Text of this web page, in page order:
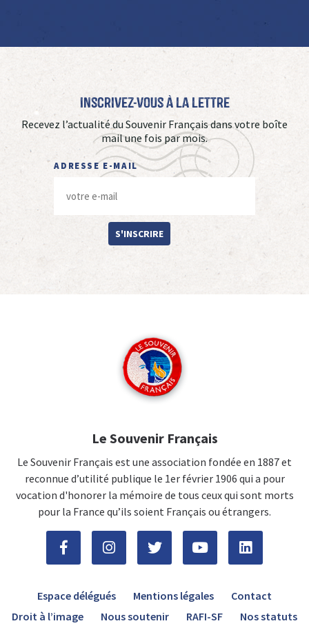
Inscrivez-vous à La Lettre
Recevez l’actualité du Souvenir Français dans votre boîte
mail une fois par mois.
ADRESSE E-MAIL
S'INSCRIRE
Le Souvenir Français
Le Souvenir Français est une association fondée en 1887 et
reconnue d’utilité publique le 1er février 1906 qui a pour
vocation d'honorer la mémoire de tous ceux qui sont morts
pour la France qu’ils soient Français ou étrangers.
Espace délégués Mentions légales
Contact
Droit à l’image
Nous soutenir RAFI-SF Nos statuts